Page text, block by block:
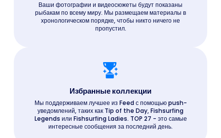
Ваши фотографии и видеосюжеты будут показаны
рыбакам по всему миру. Мы размещаем материалы в
хронологическом порядке, чтобы никто ничего не
пропустил.
Избранные коллекции
Мы поддерживаем лучшее из Feed с помощью push-
уведомлений, таких как Tip of the Day, Fishsurfing
Legends или Fishsurfing Ladies. TOP 27 - это самые
интересные сообщения за последний день.